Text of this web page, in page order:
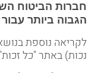
חברות הביטוח
הגבוה ביותר
לקריאה נוספת
נכות) באתר "כל זכות"